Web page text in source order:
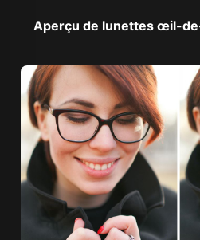
Aperçu de lunettes œil-